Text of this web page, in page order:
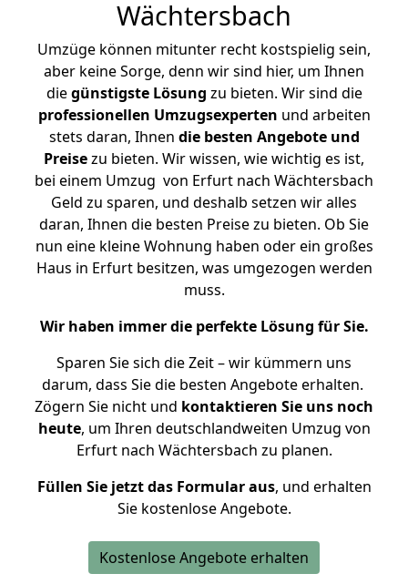
Wächtersbach
Umzüge können mitunter recht kostspielig sein,
aber keine Sorge, denn wir sind hier, um Ihnen
diegünstigste Lösung zu bieten. Wir sind die
professionellen Umzugsexperten und arbeiten
stets daran, Ihnen die besten Angebote und
Preisezu bieten. Wir wissen, wie wichtig es ist,
bei einem Umzug von Erfurt nach Wächtersbach
Geld zu sparen, und deshalb setzen wir alles
daran, Ihnen die besten Preise zu bieten. Ob Sie
nun eine kleine Wohnung haben oder ein großes
Haus in Erfurt besitzen, was umgezogen werden
muss.
Wir haben immer die perfekte Lösung für Sie.
Sparen Sie sich die Zeit – wir kümmern uns
darum, dass Sie die besten Angebote erhalten.
Zögern Sie nicht und kontaktieren Sie uns noch
heute, um Ihren deutschlandweiten Umzug von
Erfurt nach Wächtersbach zu planen.
Füllen Sie jetzt das Formular aus, und erhalten
Sie kostenlose Angebote.
Kostenlose Angebote erhalten